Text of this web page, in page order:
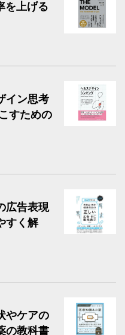
を上げる
イン思考
すための
広告表現
すく解
やケアの
の教科書